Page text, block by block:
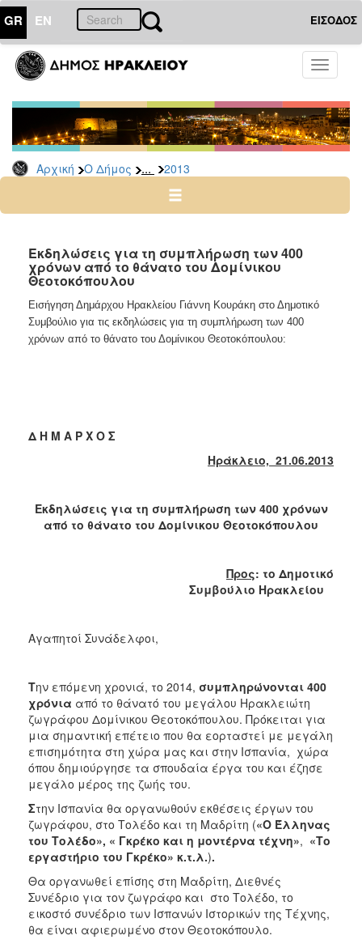
GR EN ΕΙΣΟΔΟΣ
Toggle
Αρχική Ο Δήμος ... 2013
ΔΗΜΟΣ
Δελτία
Τύπου
Αρχείο
2026
2024
2022
2020
2019
2015
2011
2010
ΤΟΠΟΣ
ΠΟΛΙΤΙΣΜΟΣ
ΑΝΘΕΚΤΙΚΗ
ΠΟΛΗ
Εκδηλώσεις για τη συμπλήρωση των 400
χρόνων από το θάνατο του Δομίνικου
Θεοτοκόπουλου
Εισήγηση Δημάρχου Ηρακλείου Γιάννη Κουράκη στο Δημοτικό
Συμβούλιο για τις εκδηλώσεις για τη συμπλήρωση των 400
χρόνων από το θάνατο του Δομίνικου Θεοτοκόπουλου:
Δ Η Μ Α Ρ Χ Ο Σ
Ηράκλειο, 21.06.2013
Εκδηλώσεις για τη συμπλήρωση των 400 χρόνων
από το θάνατο του Δομίνικου Θεοτοκόπουλου
Προς: το Δημοτικό
Συμβούλιο Ηρακλείου
Αγαπητοί Συνάδελφοι,
Την επόμενη χρονιά, το 2014, συμπληρώνονται 400
χρόνια από το θάνατό του μεγάλου Ηρακλειώτη
ζωγράφου Δομίνικου Θεοτοκόπουλου. Πρόκειται για
μια σημαντική επέτειο που θα εορταστεί με μεγάλη
επισημότητα στη χώρα μας και στην Ισπανία, χώρα
όπου δημιούργησε τα σπουδαία έργα του και έζησε
μεγάλο μέρος της ζωής του.
Στην Ισπανία θα οργανωθούν εκθέσεις έργων του
ζωγράφου, στο Τολέδο και τη Μαδρίτη («Ο Έλληνας
του Τολέδο», « Γκρέκο και η μοντέρνα τέχνη», «Το
εργαστήριο του Γκρέκο» κ.τ.λ.).
Θα οργανωθεί επίσης στη Μαδρίτη, Διεθνές
Συνέδριο για τον ζωγράφο και στο Τολέδο, το
εικοστό συνέδριο των Ισπανών Ιστορικών της Τέχνης,
θα είναι αφιερωμένο στον Θεοτοκόπουλο.